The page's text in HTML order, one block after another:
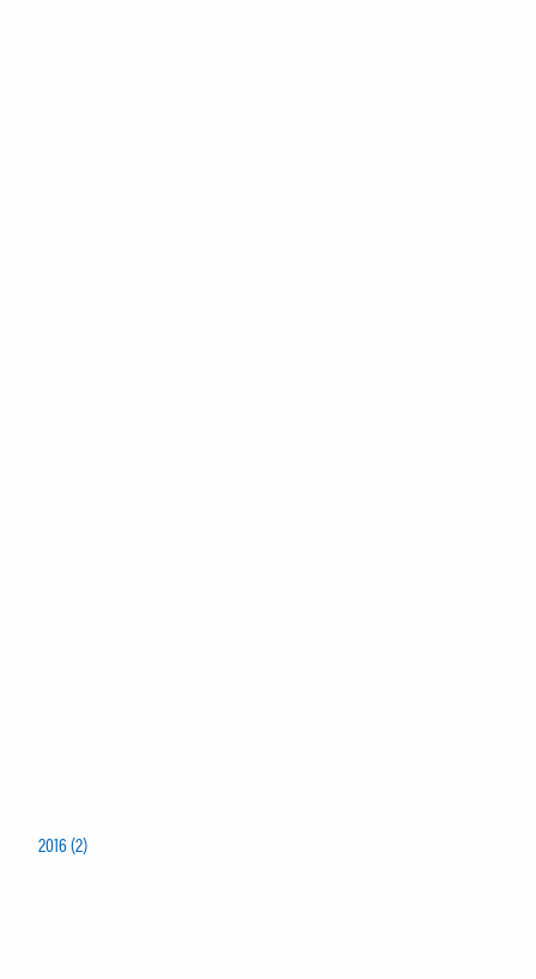
2016 (2)